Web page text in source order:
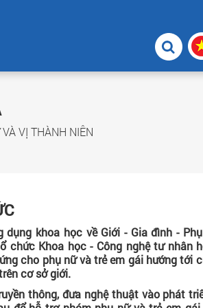
VỊ THÀNH NIÊN
dụng khoa học về Giới - Gia đình -
chức Khoa học - Công nghệ tư nhân
cho phụ nữ và trẻ em gái hướng tới
cơ sở giới.
thông, đưa nghệ thuật vào phát